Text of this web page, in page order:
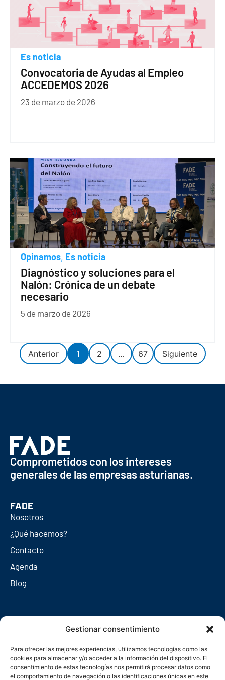
Gestionar consentimiento
Para ofrecer las mejores experiencias, utilizamos tecnologías como las
cookies para almacenar y/o acceder a la información del dispositivo. El
consentimiento de estas tecnologías nos permitirá procesar datos como
el comportamiento de navegación o las identificaciones únicas en este
Es noticia
Convocatoria de Ayudas al Empleo
ACCEDEMOS 2026
23 de marzo de 2026
Opinamos, Es noticia
Diagnóstico y soluciones para el
Nalón: Crónica de un debate
necesario
5 de marzo de 2026
Anterior 1 2 … 67 Siguiente
Comprometidos con los intereses
generales de las empresas asturianas.
FADE
Nosotros
¿Qué hacemos?
Contacto
Agenda
Blog
Redes sociales